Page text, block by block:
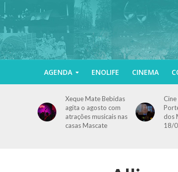
AGENDA ENOLIFE CINEMA
Xeque Mate Bebidas
agita o agosto com
atrações musicais nas
casas Mascate
dos
18/